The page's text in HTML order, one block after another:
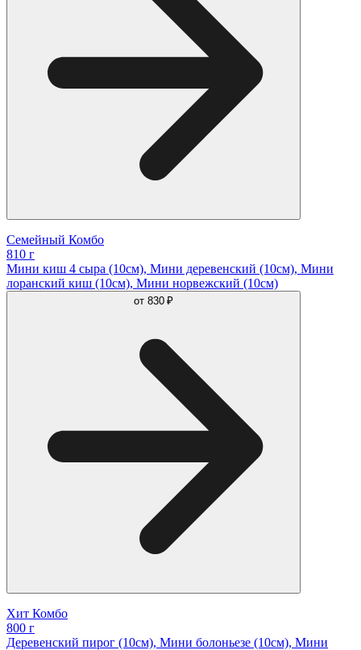
Семейный Комбо
810 г
Мини киш 4 сыра (10см), Мини деревенский (10см), Мини
лоранский киш (10см), Мини норвежский (10см)
от 830 ₽
Хит Комбо
800 г
Деревенский пирог (10см), Мини болоньезе (10см), Мини